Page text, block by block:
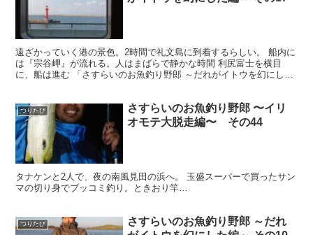
遠ざかっていく港の景色。2時間で礼文島に到着するらしい。 船内に
は『宗谷岬』が流れる。人はまばらで静かな時間 利尻富士を横目
に、船は進む 「さすらいのお魚釣り野郎 ～だれがイトウを幻にした
つりたび
さすらいのお魚釣り野郎 〜イリ
オモテ大脱走編〜 その44
タナケンと2人で、夜の南風見田の浜へ。 玉盛スーパーで買ったサン
マの切り身でブッコミ釣り。ときおり竿…
つりたび
さすらいのお魚釣り野郎 ～だれ